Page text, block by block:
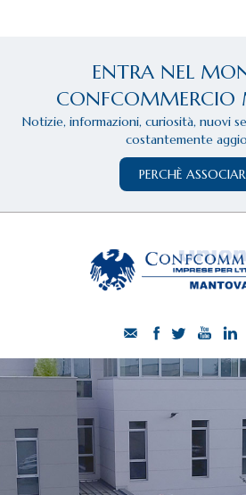
ENTRA NEL
CONFCOMMERCIO
Notizie, informazioni, curiosità, nuovi
costantemente
PERCHÈ
CHI SIAMO
SERVIZI
CATEGORIE